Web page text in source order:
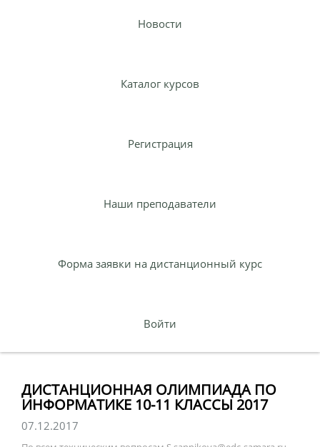
Новости
Каталог курсов
Регистрация
Наши преподаватели
Форма заявки на дистанционный курс
Войти
ДИСТАНЦИОННАЯ ОЛИМПИАДА ПО
ИНФОРМАТИКЕ 10-11 КЛАССЫ 2017
07.12.2017